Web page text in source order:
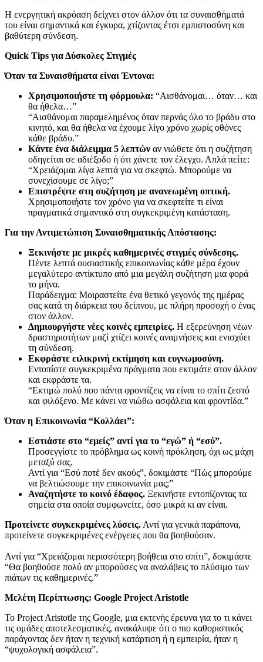
Η ενεργητική ακρόαση δείχνει στον άλλον ότι τα συναισθήματά
του είναι σημαντικά και έγκυρα, χτίζοντας έτσι εμπιστοσύνη και
βαθύτερη σύνδεση.
Quick Tips για Δύσκολες Στιγμές
Όταν τα Συναισθήματα είναι Έντονα:
Χρησιμοποιήστε τη φόρμουλα: “Αισθάνομαι… όταν… και
θα ήθελα…”
“Αισθάνομαι παραμελημένος όταν περνάς όλο το βράδυ στο
κινητό, και θα ήθελα να έχουμε λίγο χρόνο χωρίς οθόνες
κάθε βράδυ.”
Κάντε ένα διάλειμμα 5 λεπτών αν νιώθετε ότι η συζήτηση
οδηγείται σε αδιέξοδο ή ότι χάνετε τον έλεγχο. Απλά πείτε:
“Χρειάζομαι λίγα λεπτά για να σκεφτώ. Μπορούμε να
συνεχίσουμε σε λίγο;”
Επιστρέψτε στη συζήτηση με ανανεωμένη οπτική.
Χρησιμοποιήστε τον χρόνο για να σκεφτείτε τι είναι
πραγματικά σημαντικό στη συγκεκριμένη κατάσταση.
Για την Αντιμετώπιση Συναισθηματικής Απόστασης:
Ξεκινήστε με μικρές καθημερινές στιγμές σύνδεσης.
Πέντε λεπτά ουσιαστικής επικοινωνίας κάθε μέρα έχουν
μεγαλύτερο αντίκτυπο από μια μεγάλη συζήτηση μια φορά
το μήνα.
Παράδειγμα: Μοιραστείτε ένα θετικό γεγονός της ημέρας
σας κατά τη διάρκεια του δείπνου, με πλήρη προσοχή ο ένας
στον άλλον.
Δημιουργήστε νέες κοινές εμπειρίες. Η εξερεύνηση νέων
δραστηριοτήτων μαζί χτίζει κοινές αναμνήσεις και ενισχύει
τη σύνδεση.
Εκφράστε ειλικρινή εκτίμηση και ευγνωμοσύνη.
Εντοπίστε συγκεκριμένα πράγματα που εκτιμάτε στον άλλον
και εκφράστε τα.
“Εκτιμώ πολύ που πάντα φροντίζεις να είναι το σπίτι ζεστό
και φιλόξενο. Με κάνει να νιώθω ασφάλεια και φροντίδα.”
Όταν η Επικοινωνία “Κολλάει”:
Εστιάστε στο “εμείς” αντί για το “εγώ” ή “εσύ”.
Προσεγγίστε το πρόβλημα ως κοινή πρόκληση, όχι ως μάχη
μεταξύ σας.
Αντί για “Εσύ ποτέ δεν ακούς”, δοκιμάστε “Πώς μπορούμε
να βελτιώσουμε την επικοινωνία μας;”
Αναζητήστε το κοινό έδαφος. Ξεκινήστε εντοπίζοντας τα
σημεία στα οποία συμφωνείτε, όσο μικρά κι αν είναι.
Προτείνετε συγκεκριμένες λύσεις. Αντί για γενικά παράπονα,
προτείνετε συγκεκριμένες ενέργειες που θα βοηθούσαν.
Αντί για “Χρειάζομαι περισσότερη βοήθεια στο σπίτι”, δοκιμάστε
“Θα βοηθούσε πολύ αν μπορούσες να αναλάβεις το πλύσιμο των
πιάτων τις καθημερινές.”
Μελέτη Περίπτωσης: Google Project Aristotle
Το Project Aristotle της Google, μια εκτενής έρευνα για το τι κάνει
τις ομάδες αποτελεσματικές, ανακάλυψε ότι ο πιο καθοριστικός
παράγοντας δεν ήταν η τεχνική κατάρτιση ή η εμπειρία, ήταν η
“ψυχολογική ασφάλεια”.